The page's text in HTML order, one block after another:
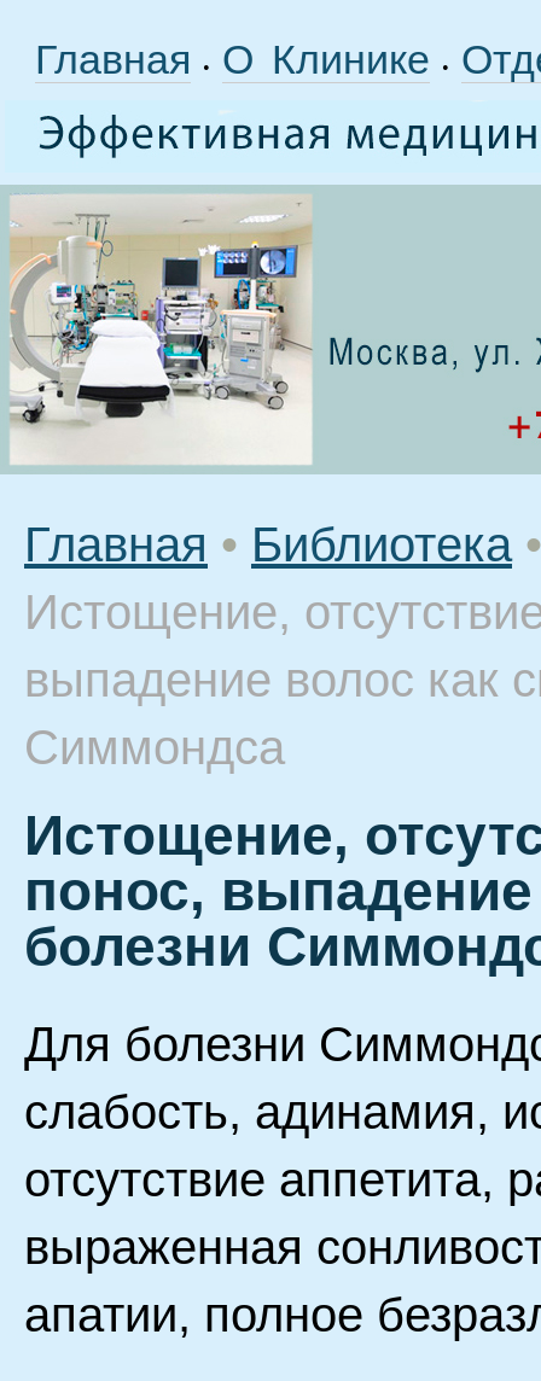
Главная • О Клинике •
Главная • Библиотека •
Истощение,
выпадение волос как
Симмондса
Истощение,
понос,
болезни
Для болезни
слабость, адинамия,
отсутствие аппетита,
выраженная
апатии, полное